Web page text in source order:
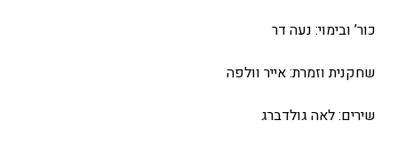
כור’ ובימוי: נעה דר
שחקנית וזמרת: אייר וולפה
שירים: לאה גולדברג